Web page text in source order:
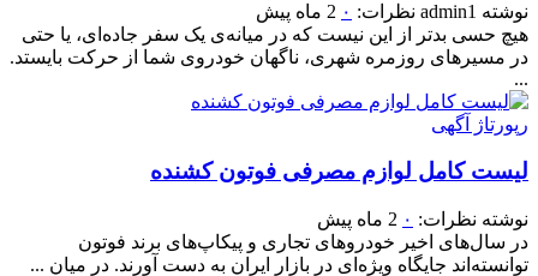
نوشته admin1 نظرات: ۰ 2 ماه پیش
هیچ حسی بدتر از این نیست که در میانه‌ی یک سفر جاده‌ای، یا حتی
در مسیرهای روزمره شهری، ناگهان خودروی شما از حرکت بایستد.
...
رپورتاژ آگهی
لیست کامل لوازم مصرفی فوتون کشنده
نوشته نظرات: ۰ 2 ماه پیش
در سال‌های اخیر خودروهای تجاری و پیکاپ‌های برند فوتون
توانسته‌اند جایگاه ویژه‌ای در بازار ایران به دست آورند. در میان ...